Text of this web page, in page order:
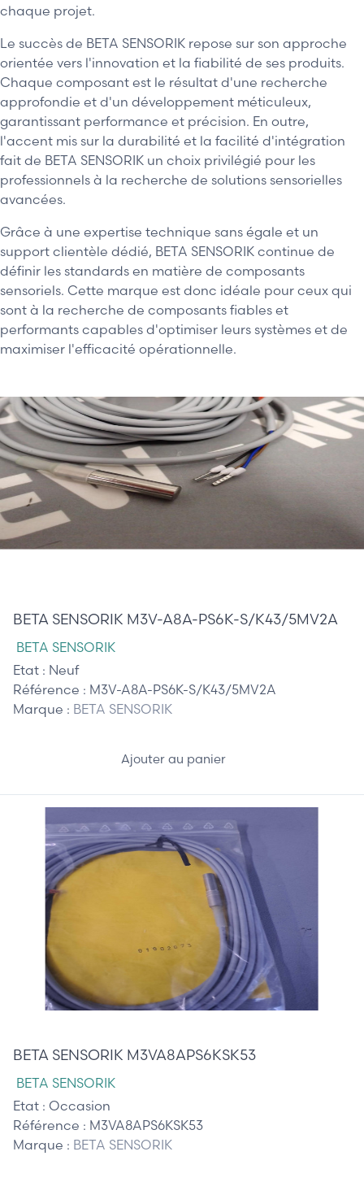
chaque projet.
Le succès de BETA SENSORIK repose sur son approche
orientée vers l'innovation et la fiabilité de ses produits.
Chaque composant est le résultat d'une recherche
approfondie et d'un développement méticuleux,
garantissant performance et précision. En outre,
l'accent mis sur la durabilité et la facilité d'intégration
fait de BETA SENSORIK un choix privilégié pour les
professionnels à la recherche de solutions sensorielles
avancées.
Grâce à une expertise technique sans égale et un
support clientèle dédié, BETA SENSORIK continue de
définir les standards en matière de composants
sensoriels. Cette marque est donc idéale pour ceux qui
sont à la recherche de composants fiables et
performants capables d'optimiser leurs systèmes et de
maximiser l'efficacité opérationnelle.
BETA SENSORIK M3V-A8A-PS6K-S/K43/5MV2A
BETA SENSORIK
Etat : Neuf
Référence : M3V-A8A-PS6K-S/K43/5MV2A
Marque : BETA SENSORIK
Ajouter au panier
BETA SENSORIK M3VA8APS6KSK53
BETA SENSORIK
Etat : Occasion
Référence : M3VA8APS6KSK53
Marque : BETA SENSORIK